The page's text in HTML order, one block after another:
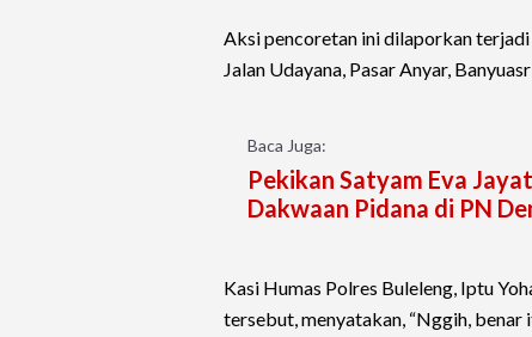
Aksi pencoretan ini dilaporkan
Jalan Udayana, Pasar Anyar,
Baca Juga:
Pekikan Satyam Eva
Dakwaan Pidana di PN
Kasi Humas Polres Buleleng, Iptu
tersebut, menyatakan, “Nggih, benar